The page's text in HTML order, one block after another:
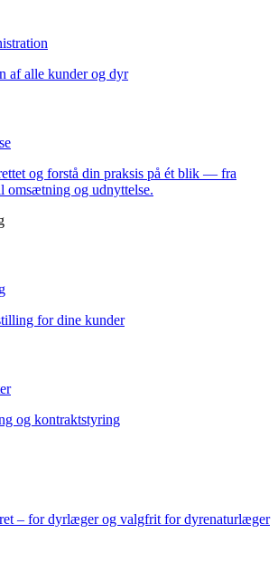
af alle kunder og dyr
og forstå din praksis på ét blik — fra
omsætning og udnyttelse.
for dine kunder
og kontraktstyring
– for dyrlæger og valgfrit for dyrenaturlæger